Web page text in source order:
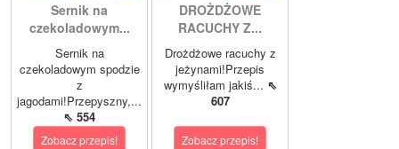
Sernik na
czekoladowym...
Sernik na
czekoladowym spodzie
z
jagodami!Przepyszny,...
⇖ 554
Zobacz przepis!
DROŻDŻOWE
RACUCHY Z...
Drożdżowe racuchy z
jeżynami!Przepis
wymyśliłam jakiś... ⇖
607
Zobacz przepis!